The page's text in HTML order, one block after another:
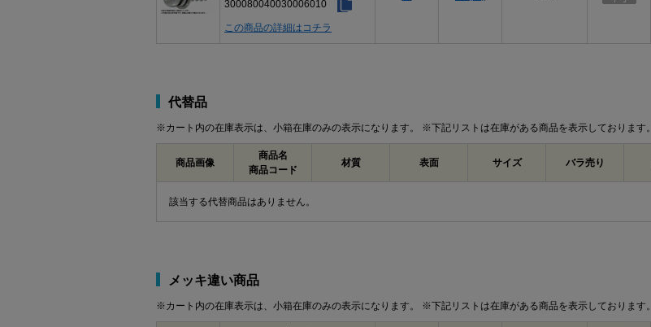
300080040030006010
この商品の詳細はコチラ
代替品
※カート内の在庫表示は、小箱在庫のみの表示になります。 ※下記リストは在庫がある商品を表示しております。
商品画像
商品名
商品コード
材質 表面 サイズ バラ売り
該当する代替商品はありません。
メッキ違い商品
※カート内の在庫表示は、小箱在庫のみの表示になります。 ※下記リストは在庫がある商品を表示しております。